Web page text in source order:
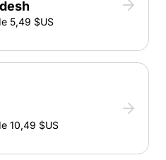
5,49 $US
10,49 $US